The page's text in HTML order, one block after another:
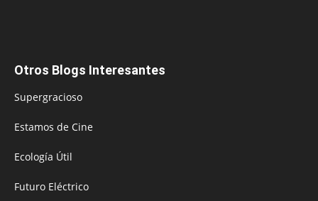
Otros Blogs Interesantes
Supergracioso
Estamos de Cine
Ecología Útil
Futuro Eléctrico